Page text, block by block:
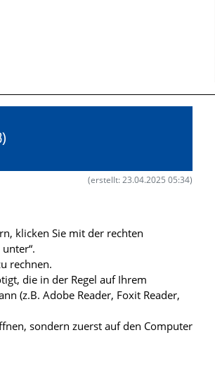
(erstellt: 23.04.2025 05:34)
klicken Sie mit der rechten
rechnen.
die in der Regel auf Ihrem
(z.B. Adobe Reader, Foxit Reader,
sondern zuerst auf den Computer